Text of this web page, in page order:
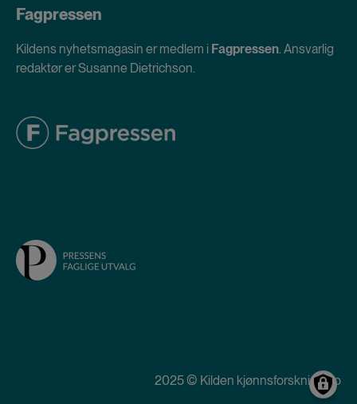
Fagpressen
Kildens nyhetsmagasin er medlem i Fagpressen. Ansvarlig
redaktør er Susanne Dietrichson.
2025 © Kilden kjønnsforskning.no